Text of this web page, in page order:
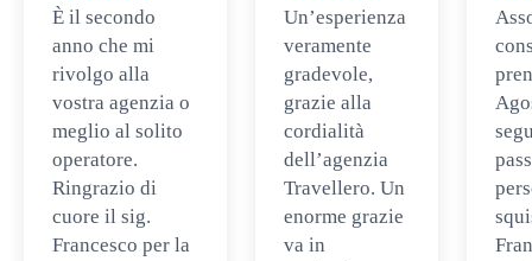
È il secondo
anno che mi
rivolgo alla
vostra agenzia o
meglio al solito
operatore.
Ringrazio di
cuore il sig.
Francesco per la
Un’esperienza
veramente
gradevole,
grazie alla
cordialità
dell’agenzia
Travellero. Un
enorme grazie
va in